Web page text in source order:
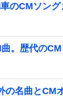
のCMソング
。歴代のCM
の名曲とCM